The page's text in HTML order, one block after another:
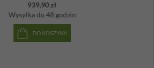
939,90 zł
Wysyłka do 48 godzin
DO KOSZYKA